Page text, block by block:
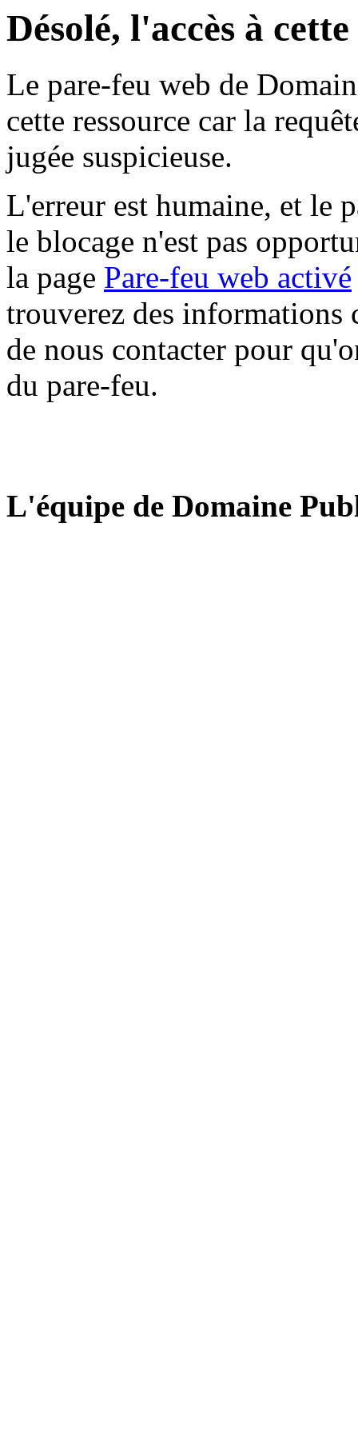
Désolé, l'accès à
Le pare-feu web de
cette ressource car la
jugée suspicieuse.
L'erreur est humaine, et le
le blocage n'est pas
la page Pare-feu web activé
trouverez des informations
de nous contacter pour
du pare-feu.
L'équipe de Domaine